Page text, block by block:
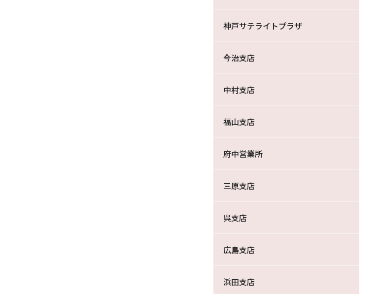
神戸サテライトプラザ
今治支店
中村支店
福山支店
府中営業所
三原支店
呉支店
広島支店
浜田支店